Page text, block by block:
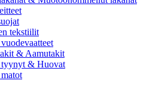
tekstiilit
& Aamutakit
tyynyt & Huovat